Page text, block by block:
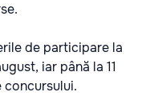
de participare la
iar până la 11